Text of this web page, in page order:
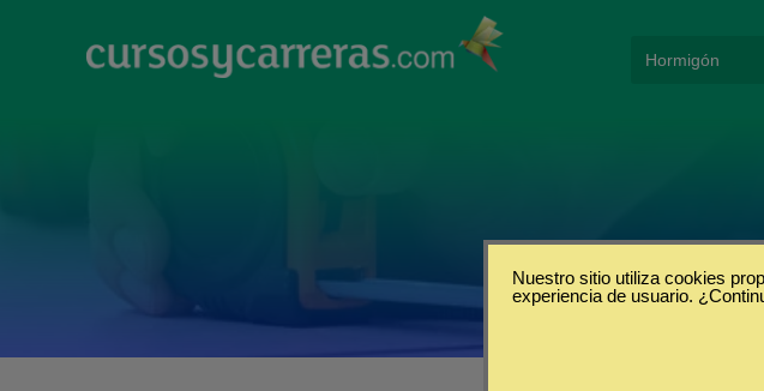
Nuestro sitio utiliza cookies
experiencia de usuario.